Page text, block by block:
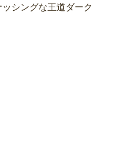
シングな王道ダーク